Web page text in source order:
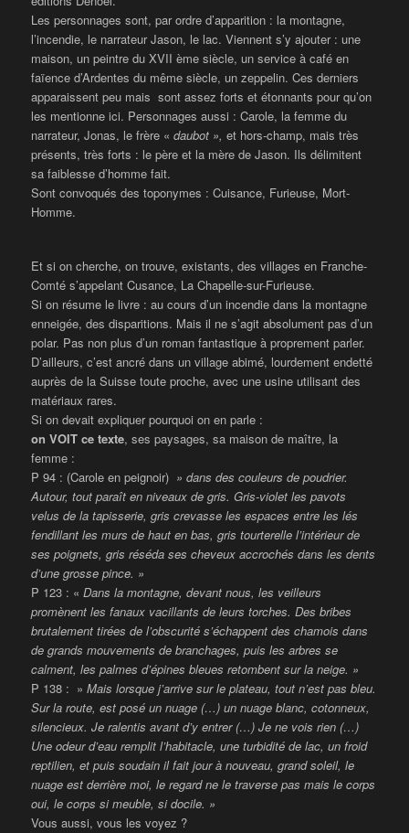
Les personnages sont, par ordre d’apparition : la montagne,
l’incendie, le narrateur Jason, le lac. Viennent s’y ajouter : une
maison, un peintre du XVII ème siècle, un service à café en
faïence d’Ardentes du même siècle, un zeppelin. Ces derniers
apparaissent peu mais sont assez forts et étonnants pour qu’on
les mentionne ici. Personnages aussi : Carole, la femme du
narrateur, Jonas, le frère «daubot », et hors-champ, mais très
présents, très forts : le père et la mère de Jason. Ils délimitent
sa faiblesse d’homme fait.
Sont convoqués des toponymes : Cuisance, Furieuse, Mort-
Homme.
Et si on cherche, on trouve, existants, des villages en Franche-
Comté s’appelant Cusance, La Chapelle-sur-Furieuse.
Si on résume le livre : au cours d’un incendie dans la montagne
enneigée, des disparitions. Mais il ne s’agit absolument pas d’un
polar. Pas non plus d’un roman fantastique à proprement parler.
D’ailleurs, c’est ancré dans un village abimé, lourdement endetté
auprès de la Suisse toute proche, avec une usine utilisant des
matériaux rares.
Si on devait expliquer pourquoi on en parle :
on VOIT ce texte, ses paysages, sa maison de maître, la
femme :
P 94 : (Carole en peignoir) » dans des couleurs de poudrier.
Autour, tout paraît en niveaux de gris. Gris-violet les pavots
velus de la tapisserie, gris crevasse les espaces entre les lés
fendillant les murs de haut en bas, gris tourterelle l’intérieur de
ses poignets, gris réséda ses cheveux accrochés dans les dents
d’une grosse pince. »
P 123 : «Dans la montagne, devant nous, les veilleurs
promènent les fanaux vacillants de leurs torches. Des bribes
brutalement tirées de l’obscurité s’échappent des chamois dans
de grands mouvements de branchages, puis les arbres se
calment, les palmes d’épines bleues retombent sur la neige. »
P 138 : »Mais lorsque j’arrive sur le plateau, tout n’est pas bleu.
Sur la route, est posé un nuage (…) un nuage blanc, cotonneux,
silencieux. Je ralentis avant d’y entrer (…) Je ne voisrien (…)
Une odeur d’eau remplit l’habitacle, une turbidité de lac, un froid
reptilien, et puis soudain il fait jour à nouveau, grand soleil, le
nuage est derrière moi, le regard ne le traverse pas mais le corps
oui, le corps si meuble, si docile. »
Vous aussi, vous les voyez ?